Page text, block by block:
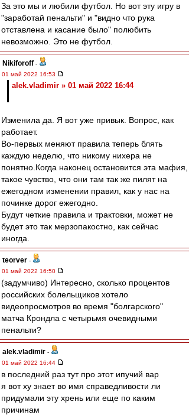
За это мы и любили футбол. Но вот эту игру в
"заработай пенальти" и "видно что рука
отставлена и касание было" полюбить
невозможно. Это не футбол.
Nikiforoff -
01 май 2022 16:53
alek.vladimir » 01 май 2022 16:44
Изменила да. Я вот уже привык. Вопрос, как
работает.
Во-первых меняют правила теперь блять
каждую неделю, что никому нихера не
понятно.Когда наконец остановится эта мафия,
такое чувство, что они там так же пилят на
ежегодном изменении правил, как у нас на
починке дорог ежегодно.
Будут четкие правила и трактовки, может не
будет это так мерзопакостно, как сейчас
иногда.
teorver -
01 май 2022 16:50
(задумчиво) Интересно, сколько процентов
российских болельщиков хотело
видеопросмотров во время "болгарского"
матча Крондла с четырьмя очевидными
пенальти?
alek.vladimir -
01 май 2022 16:44
в последний раз тут про этот ипучий вар
я вот ху знает во имя справедливости ли
придумали эту хрень или еще по каким
причинам